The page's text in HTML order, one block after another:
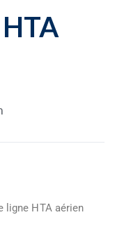
ligne HTA aérien